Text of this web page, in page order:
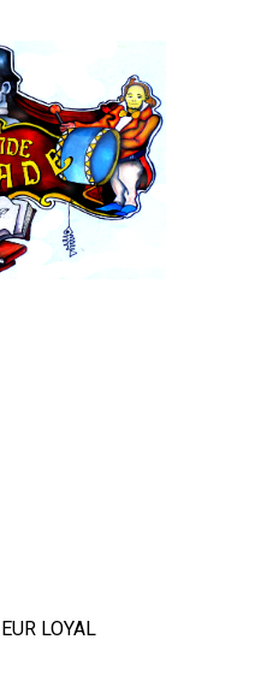
LOYAL